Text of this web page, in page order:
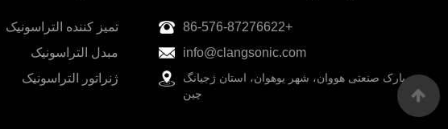
تمیز کننده التراسونیک
مبدل التراسونیک
ژنراتور التراسونیک
+86-576-87276622
info@clangsonic.com
پارک صنعتی هووان، شهر یوهوان، استان ژجیانگ
چین